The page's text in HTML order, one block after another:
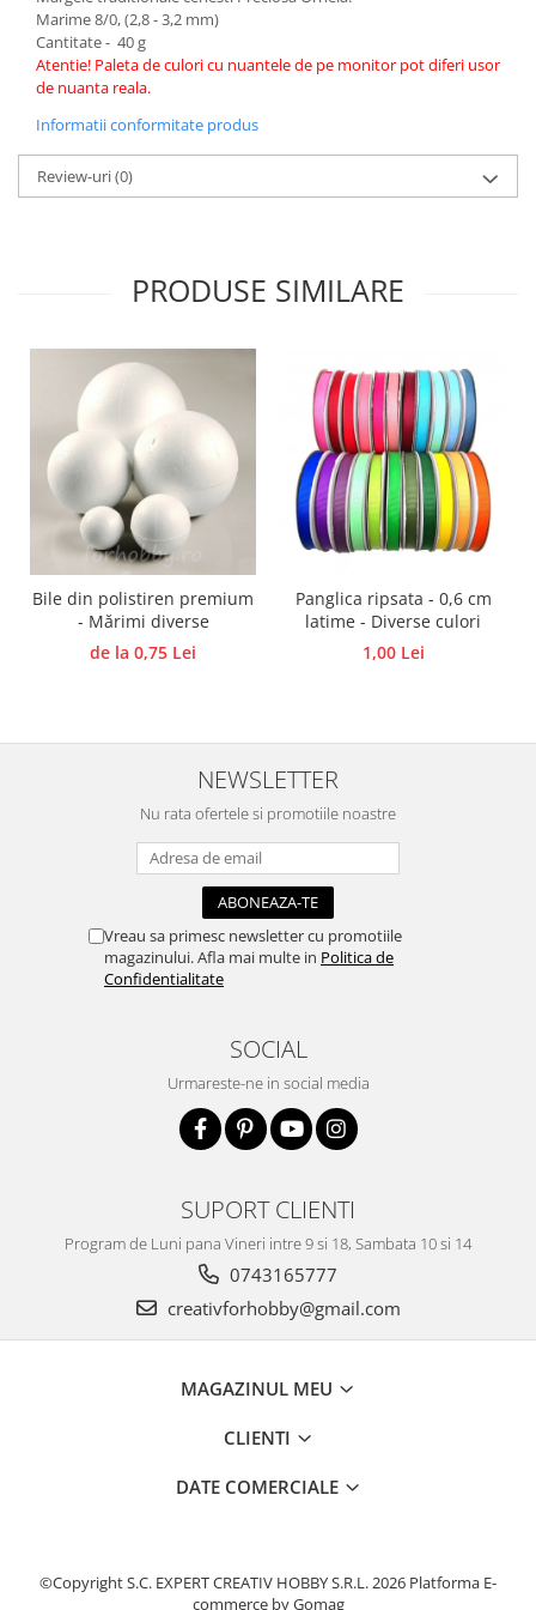
Hartie craft
Carton/Hartie efecte speciale
Carton/Hartie Scrapbooking
Carton/Hartie unicolor
Hartie creponata
Hartie dantelata
Hartie reciclata/manuala
Carton
Rame, albume, notesuri
Forme/Figurine carton
Panglici, snururi, sarma
Panglici craciun
Panglici decor
Snur/sfoara/fir
Platouri
Stampile silicon
Ustensile, aparate
Accesorii floristica
Materiale textile
Pictura pe fata si corp
Marime 8/0, (2,8 - 3,2 mm)
Cantitate - 40 g
Atentie! Paleta de culori cu nuantele de pe monitor pot diferi usor
de nuanta reala.
Informatii conformitate produs
Review-uri(0)
PRODUSE SIMILARE
Bile din polistiren premium
- Mărimi diverse
de la 0,75 Lei
Panglica ripsata - 0,6 cm
latime - Diverse culori
1,00 Lei
NEWSLETTER
Nu rata ofertele si promotiile noastre
Vreau sa primesc newsletter cu promotiile
magazinului. Afla mai multe in Politica de
Confidentialitate
SOCIAL
Urmareste-ne in social media
SUPORT CLIENTI
Program de Luni pana Vineri intre 9 si 18, Sambata 10 si 14
0743165777
creativforhobby@gmail.com
MAGAZINUL MEU
CLIENTI
DATE COMERCIALE
©Copyright S.C. EXPERT CREATIV HOBBY S.R.L. 2026 Platforma E-
commerce by Gomag